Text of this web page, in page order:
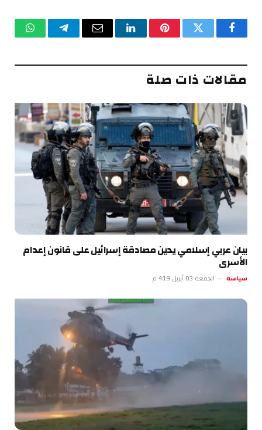
فيسبوكتويتر بينتيريستلينكدإنالبريد تيلقرام
مقالات ذات صلة
بيان عربي إسلامي يدين مصادقة إسرائيل على قانون إعدام
الأسرى
سياسة الجمعة 03 أبريل 4:19 م